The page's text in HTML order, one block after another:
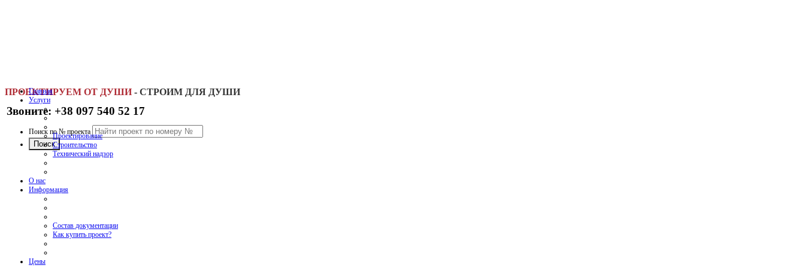
ПРОЕКТИРУЕМ ОТ ДУШИ - СТРОИМ ДЛЯ ДУШИ
Звоните: +38 097 540 52 17
Поиск по № проекта
Главная
Услуги
Проектирование
Строительство
Технический надзор
О нас
Информация
Состав документации
Как купить проект?
Цены